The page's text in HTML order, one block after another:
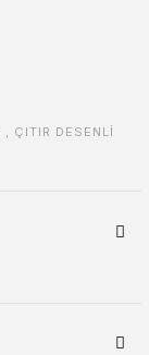
, ÇITIR DESENLİ